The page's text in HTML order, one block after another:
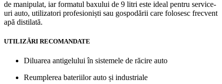
de manipulat, iar formatul baxului de 9 litri este ideal pentru service-
uri auto, utilizatori profesioniști sau gospodării care folosesc frecvent
apă distilată.
UTILIZĂRI RECOMANDATE
Diluarea antigelului în sistemele de răcire auto
Reumplerea bateriilor auto și industriale